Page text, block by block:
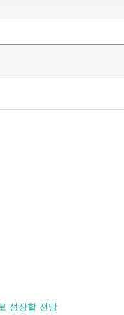
성장할 전망